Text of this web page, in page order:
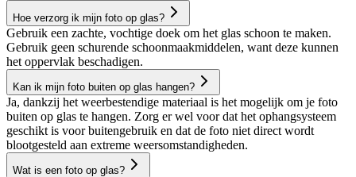
Hoe verzorg ik mijn foto op glas?
Gebruik een zachte, vochtige doek om het glas schoon te maken.
Gebruik geen schurende schoonmaakmiddelen, want deze kunnen
het oppervlak beschadigen.
Kan ik mijn foto buiten op glas hangen?
Ja, dankzij het weerbestendige materiaal is het mogelijk om je foto
buiten op glas te hangen. Zorg er wel voor dat het ophangsysteem
geschikt is voor buitengebruik en dat de foto niet direct wordt
blootgesteld aan extreme weersomstandigheden.
Wat is een foto op glas?